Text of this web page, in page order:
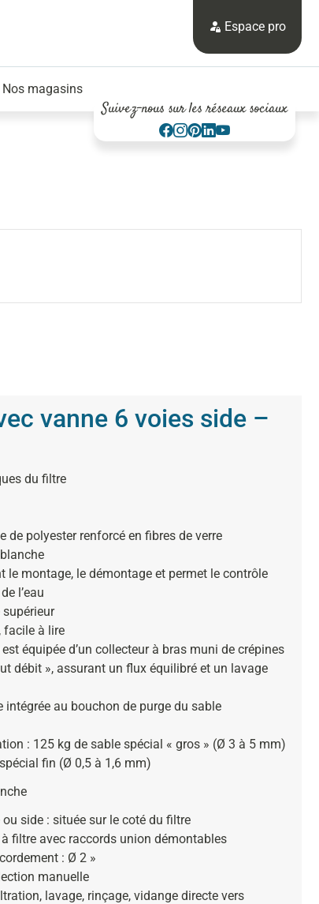
Espace pro
Nos magasins
Suivez-nous sur les réseaux sociaux
vanne 6 voies side –
du filtre
de polyester renforcé en fibres de verre
le montage, le démontage et permet le contrôle
l’eau
facile à lire
équipée d’un collecteur à bras muni de crépines
débit », assurant un flux équilibré et un lavage
intégrée au bouchon de purge du sable
: 125 kg de sable spécial « gros » (Ø 3 à 5 mm)
fin (Ø 0,5 à 1,6 mm)
side : située sur le coté du filtre
filtre avec raccords union démontables
: Ø 2 »
manuelle
lavage, rinçage, vidange directe vers